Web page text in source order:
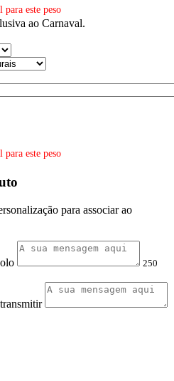
este peso
ao Carnaval.
este peso
para associar ao
250